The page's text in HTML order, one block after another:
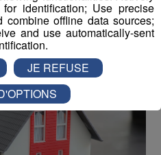
identification; Use precise
combine offline data sources;
and use automatically-sent
JE REFUSE